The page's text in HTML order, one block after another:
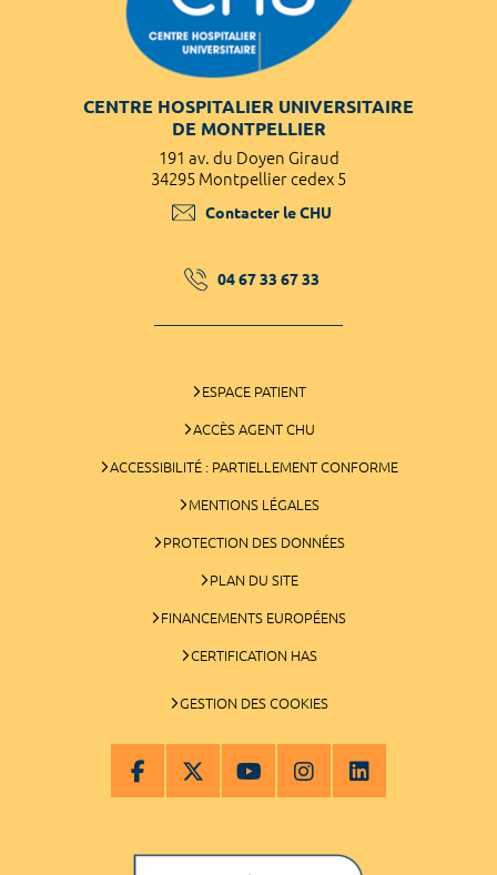
CENTRE HOSPITALIER UNIVERSITAIRE
DE MONTPELLIER
191 av. du Doyen Giraud
34295 Montpellier cedex 5
Contacter le CHU
04 67 33 67 33
ESPACE PATIENT
ACCÈS AGENT CHU
ACCESSIBILITÉ : PARTIELLEMENT CONFORME
MENTIONS LÉGALES
PROTECTION DES DONNÉES
PLAN DU SITE
FINANCEMENTS EUROPÉENS
CERTIFICATION HAS
GESTION DES COOKIES